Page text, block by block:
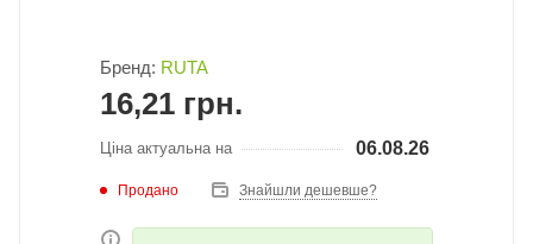
Бренд: RUTA
16,21 грн.
Ціна актуальна на 06.08.26
Продано Знайшли дешевше?